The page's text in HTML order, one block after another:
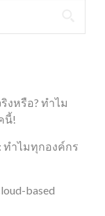
หรือ? ทำไม
นี้!
ทำไมทุกองค์กร
based